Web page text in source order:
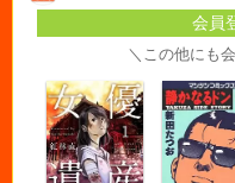
会員
＼この他にも